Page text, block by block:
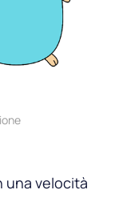
una velocità